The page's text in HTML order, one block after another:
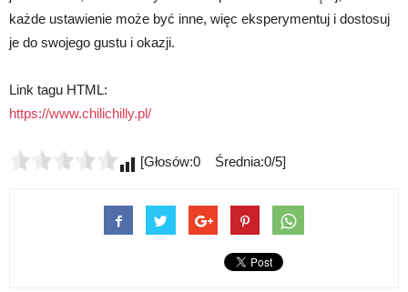
każde ustawienie może być inne, więc eksperymentuj i dostosuj
je do swojego gustu i okazji.
Link tagu HTML:
https://www.chilichilly.pl/
[Głosów:0 Średnia:0/5]